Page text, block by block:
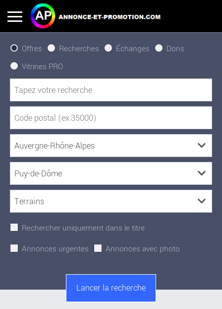
Offres Recherches Échanges
Dons
Vitrines PRO
Rechercher uniquement dans le titre
Annonces urgentes
Annonces avec photo